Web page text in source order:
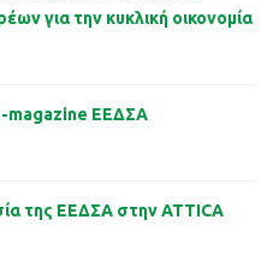
για την κυκλική οικονομία
magazine ΕΕΔΣΑ
της ΕΕΔΣΑ στην ATTICA